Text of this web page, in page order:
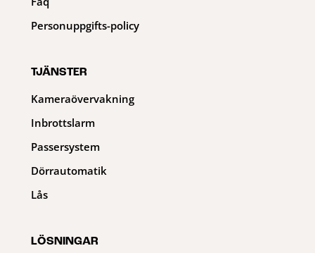
Personuppgifts-policy
TJÄNSTER
Kameraövervakning
Inbrottslarm
Passersystem
Dörrautomatik
Lås
LÖSNINGAR